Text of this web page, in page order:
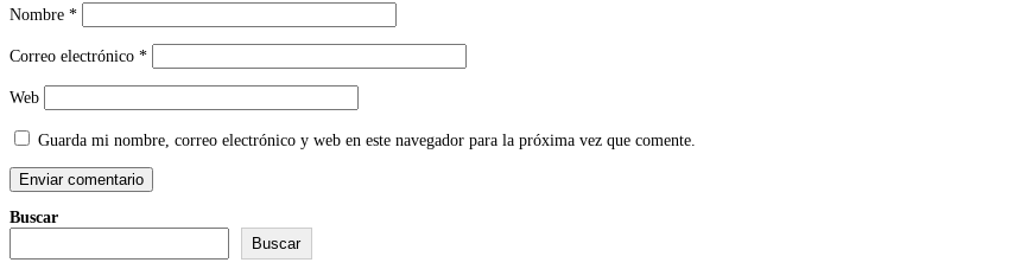
Nombre *
Correo electrónico *
Web
Guarda mi nombre, correo electrónico y web en este navegador para la próxima vez que comente.
Buscar
Buscar